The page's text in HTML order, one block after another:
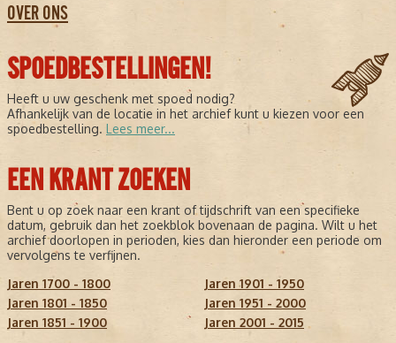
OVER ONS
SPOEDBESTELLINGEN!
Heeft u uw geschenk met spoed nodig?
Afhankelijk van de locatie in het archief kunt u kiezen voor een
spoedbestelling. Lees meer...
EEN KRANT ZOEKEN
Bent u op zoek naar een krant of tijdschrift van een specifieke
datum, gebruik dan het zoekblok bovenaan de pagina. Wilt u het
archief doorlopen in perioden, kies dan hieronder een periode om
vervolgens te verfijnen.
Jaren 1700 - 1800
Jaren 1801 - 1850
Jaren 1851 - 1900
Jaren 1901 - 1950
Jaren 1951 - 2000
Jaren 2001 - 2015